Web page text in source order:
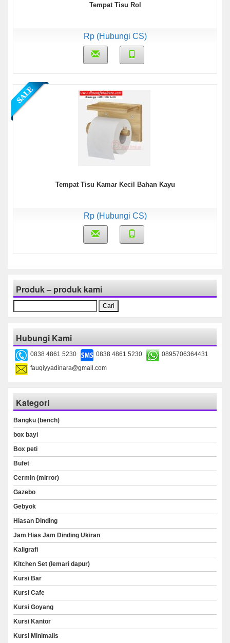
Tempat Tisu Rol
Rp (Hubungi CS)
Tempat Tisu Kamar Kecil Bahan Kayu
Rp (Hubungi CS)
Produk – produk kami
Cari
untuk:
Hubungi Kami
0838 4861 5230 0838 4861 5230
0895706364431
fauqiyyadinara@gmail.com
Kategori
Bangku (bench)
box bayi
Box peti
Bufet
Cermin (mirror)
Gazebo
Gebyok
Hiasan Dinding
Jam Hias Jam Dinding Ukiran
Kaligrafi
Kitchen Set (lemari dapur)
Kursi Bar
Kursi Cafe
Kursi Goyang
Kursi Kantor
Kursi Minimalis